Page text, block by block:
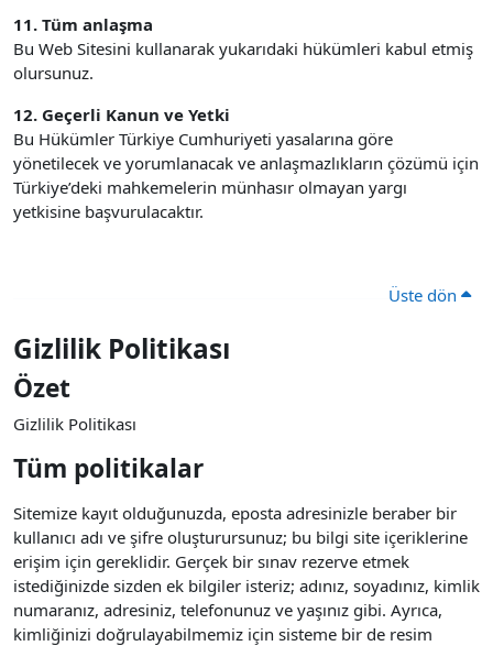
11. Tüm anlaşma
Bu Web Sitesini kullanarak yukarıdaki hükümleri kabul etmiş
olursunuz.
12. Geçerli Kanun ve Yetki
Bu Hükümler Türkiye Cumhuriyeti yasalarına göre
yönetilecek ve yorumlanacak ve anlaşmazlıkların çözümü için
Türkiye’deki mahkemelerin münhasır olmayan yargı
yetkisine başvurulacaktır.
Üste dön
Gizlilik Politikası
Özet
Gizlilik Politikası
Tüm politikalar
Sitemize kayıt olduğunuzda, eposta adresinizle beraber bir
kullanıcı adı ve şifre oluşturursunuz; bu bilgi site içeriklerine
erişim için gereklidir. Gerçek bir sınav rezerve etmek
istediğinizde sizden ek bilgiler isteriz; adınız, soyadınız, kimlik
numaranız, adresiniz, telefonunuz ve yaşınız gibi. Ayrıca,
kimliğinizi doğrulayabilmemiz için sisteme bir de resim